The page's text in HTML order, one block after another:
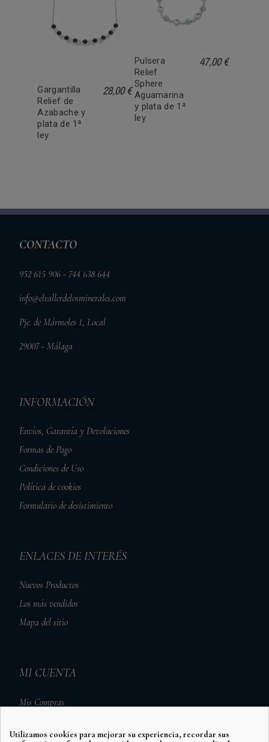
Gargantilla
Relief de
Azabache y
plata de 1ª
ley
28,00 €
Pulsera
Relief
Sphere
Aguamarina
y plata de 1ª
ley
47,00 €
CONTACTO
952 615 906 - 744 638 644
info@eltallerdelosminerales.com
Pje. de Mármoles 1, Local
29007 - Málaga
INFORMACIÓN
Envíos, Garantía y Devoluciones
Formas de Pago
Condiciones de Uso
Política de cookies
Formulario de desistimiento
ENLACES DE INTERÉS
Nuevos Productos
Los más vendidos
Mapa del sitio
MI CUENTA
Mis Compras
Mis Direcciones
Utilizamos cookies para mejorar su experiencia, recordar sus